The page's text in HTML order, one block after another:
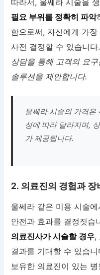
필요 부위를 정확히 파악
함으로써, 자신에게 가
사전 결정할 수 있습니다.
상담을 통해 고객의 요
솔루션을 제안합니다.
울쎄라 시술의 가격은
성에 따라 달라지며,
가 제공됩니다.
2. 의료진의 경험과 장
울쎄라 같은 미용 시술
안전과 효과를 결정짓습
의료진사가 시술할 경우,
결과를 기대할 수 있습
보유한 의료진이 있는